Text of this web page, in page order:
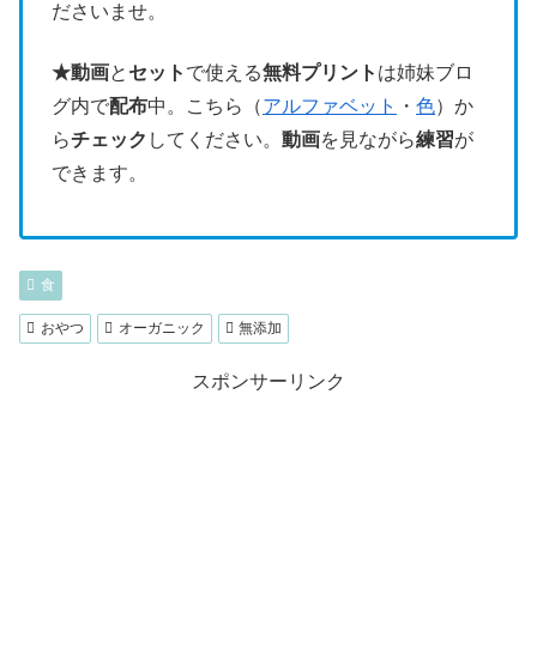
ださいませ。
★動画と セット で使える無料プリント は姉妹ブロ
グ内で配布中。こちら（アルファベット ・ 色）か
らチェック してください。 動画を見ながら練習が
できます。
食
おやつ オーガニック 無添加
スポンサーリンク